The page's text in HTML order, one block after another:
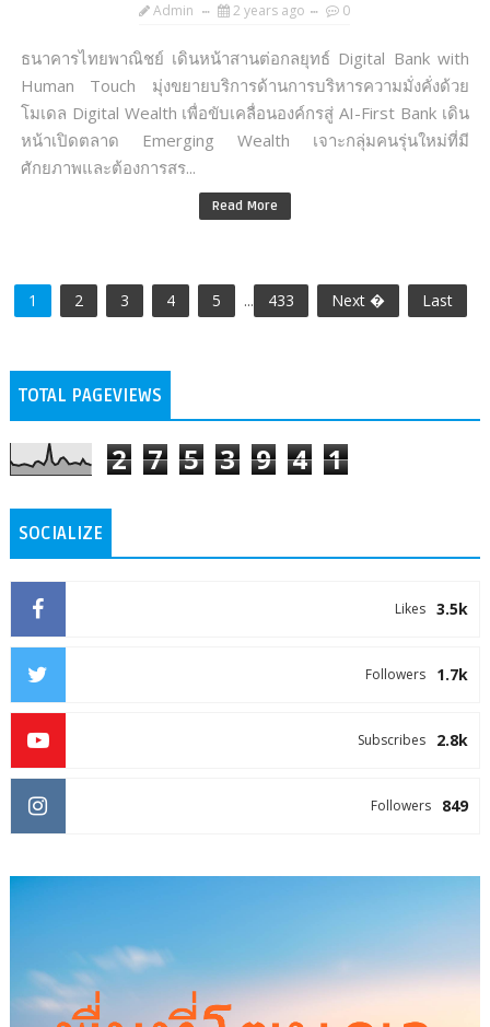
Admin 2 years ago 0
ธนาคารไทยพาณิชย์ เดินหน้าสานต่อกลยุทธ์ Digital Bank with
Human Touch มุ่งขยายบริการด้านการบริหารความมั่งคั่งด้วย
โมเดล Digital Wealth เพื่อขับเคลื่อนองค์กรสู่ AI-First Bank เดิน
หน้าเปิดตลาด Emerging Wealth เจาะกลุ่มคนรุ่นใหม่ที่มี
ศักยภาพและต้องการสร...
Read More
1 2 3 4 5 ... 433 Next � Last
TOTAL PAGEVIEWS
2 7 5 3 9 4 1
SOCIALIZE
3.5k
Likes
1.7k
Followers
2.8k
Subscribes
849
Followers